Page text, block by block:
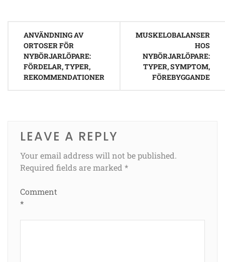
navigation
ANVÄNDNING AV
ORTOSER FÖR
NYBÖRJARLÖPARE:
FÖRDELAR, TYPER,
REKOMMENDATIONER
MUSKELOBALANSER
HOS
NYBÖRJARLÖPARE:
TYPER, SYMPTOM,
FÖREBYGGANDE
LEAVE A REPLY
Your email address will not be published.
Required fields are marked *
Comment
*